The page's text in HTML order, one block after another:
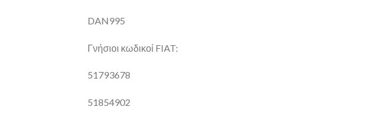
DAN995
Γνήσιοι κωδικοί FIAT:
51793678
51854902